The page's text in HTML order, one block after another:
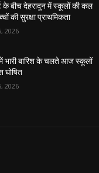
के बीच देहरादून में स्कूलों की कल
की सुरक्षा प्राथमिकता
2026
भारी बारिश के चलते आज स्कूलों
घोषित
2026